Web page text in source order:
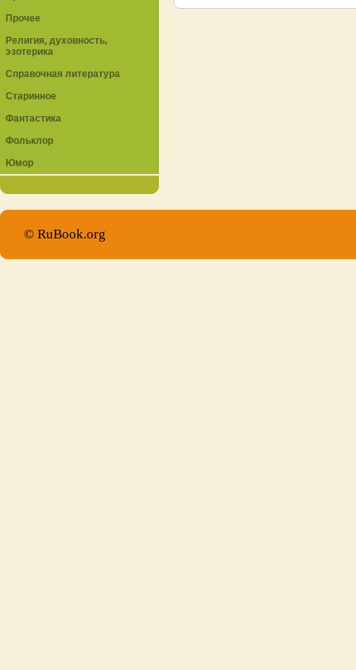
Прочее
Религия, духовность,
эзотерика
Справочная литература
Старинное
Фантастика
Фольклор
Юмор
© RuBook.org